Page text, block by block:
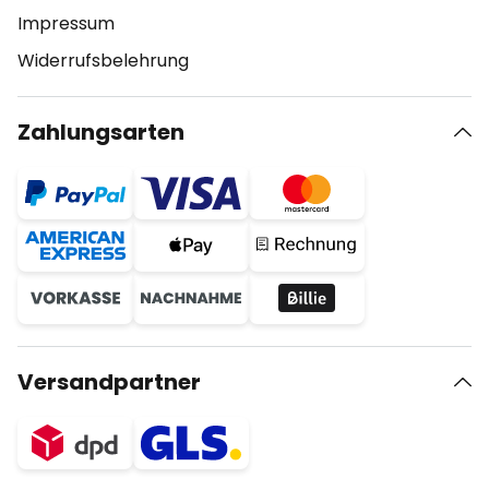
Impressum
Widerrufsbelehrung
Zahlungsarten
Versandpartner